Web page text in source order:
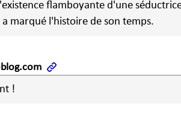
flamboyante d'une
marqué l'histoire de son temps.
!